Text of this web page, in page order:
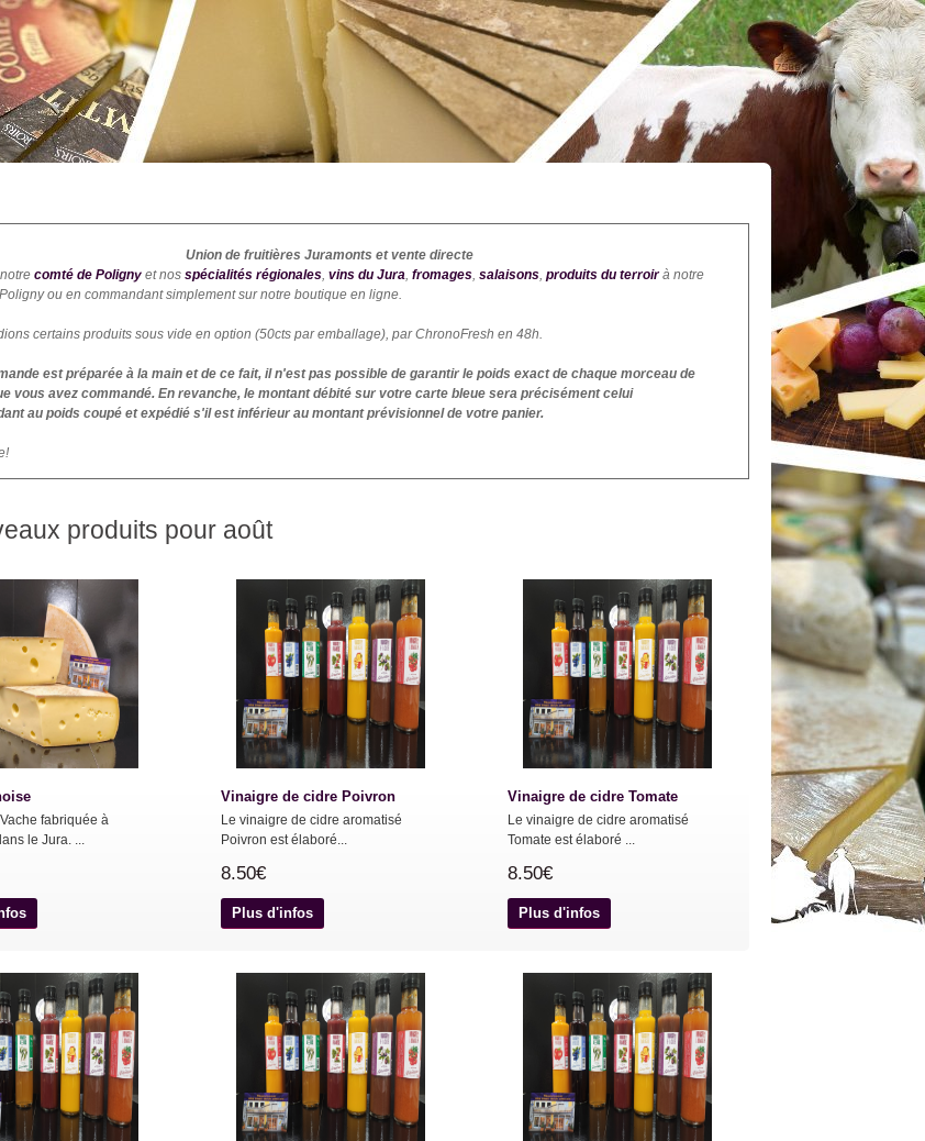
Union de fruitières Juramonts et vente directe
comté de Poligny et nos spécialités régionales, vins du Jura, fromages, salaisons, produits du terroirà notre
ou en commandant simplement sur notre boutique en ligne.
certains produits sous vide en option (50cts par emballage), par ChronoFresh en 48h.
est préparée à la main et de ce fait, il n'est pas possible de garantir le poids exact de chaque morceau de
vous avez commandé. En revanche, le montant débité sur votre carte bleue sera précisément celui
au poids coupé et expédié s'il est inférieur au montant prévisionnel de votre panier.
produits pour août
fabriquée à
le Jura. ...
Vinaigre de cidre Poivron
Le vinaigre de cidre aromatisé
Poivron est élaboré...
8.50€
Plus d'infos
Vinaigre de cidre Tomate
Le vinaigre de cidre aromatisé
Tomate est élaboré ...
8.50€
Plus d'infos